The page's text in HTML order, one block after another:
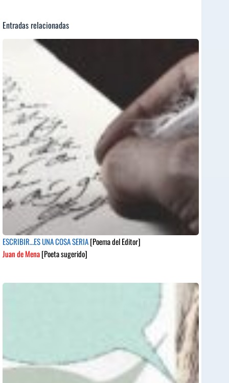
Entradas relacionadas
ESCRIBIR…ES UNA COSA SERIA[Poema del Editor]
Juan de Mena[Poeta sugerido]